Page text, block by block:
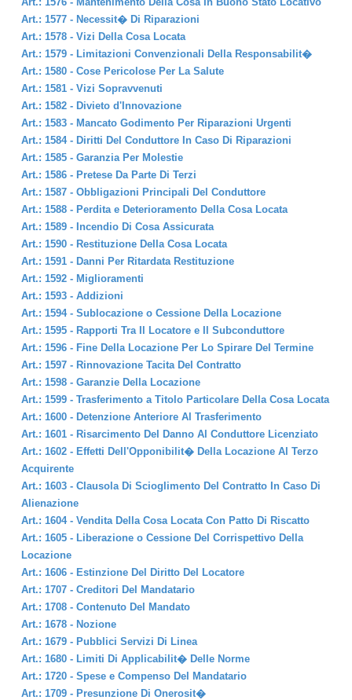
Art.: 1577 - Necessit� Di Riparazioni
Art.: 1578 - Vizi Della Cosa Locata
Art.: 1579 - Limitazioni Convenzionali Della Responsabilit�
Art.: 1580 - Cose Pericolose Per La Salute
Art.: 1581 - Vizi Sopravvenuti
Art.: 1582 - Divieto d'Innovazione
Art.: 1583 - Mancato Godimento Per Riparazioni Urgenti
Art.: 1584 - Diritti Del Conduttore In Caso Di Riparazioni
Art.: 1585 - Garanzia Per Molestie
Art.: 1586 - Pretese Da Parte Di Terzi
Art.: 1587 - Obbligazioni Principali Del Conduttore
Art.: 1588 - Perdita e Deterioramento Della Cosa Locata
Art.: 1589 - Incendio Di Cosa Assicurata
Art.: 1590 - Restituzione Della Cosa Locata
Art.: 1591 - Danni Per Ritardata Restituzione
Art.: 1592 - Miglioramenti
Art.: 1593 - Addizioni
Art.: 1594 - Sublocazione o Cessione Della Locazione
Art.: 1595 - Rapporti Tra Il Locatore e Il Subconduttore
Art.: 1596 - Fine Della Locazione Per Lo Spirare Del Termine
Art.: 1597 - Rinnovazione Tacita Del Contratto
Art.: 1598 - Garanzie Della Locazione
Art.: 1599 - Trasferimento a Titolo Particolare Della Cosa Locata
Art.: 1600 - Detenzione Anteriore Al Trasferimento
Art.: 1601 - Risarcimento Del Danno Al Conduttore Licenziato
Art.: 1602 - Effetti Dell'Opponibilit� Della Locazione Al Terzo
Acquirente
Art.: 1603 - Clausola Di Scioglimento Del Contratto In Caso Di
Alienazione
Art.: 1604 - Vendita Della Cosa Locata Con Patto Di Riscatto
Art.: 1605 - Liberazione o Cessione Del Corrispettivo Della
Locazione
Art.: 1606 - Estinzione Del Diritto Del Locatore
Art.: 1707 - Creditori Del Mandatario
Art.: 1708 - Contenuto Del Mandato
Art.: 1678 - Nozione
Art.: 1679 - Pubblici Servizi Di Linea
Art.: 1680 - Limiti Di Applicabilit� Delle Norme
Art.: 1720 - Spese e Compenso Del Mandatario
Art.: 1709 - Presunzione Di Onerosit�